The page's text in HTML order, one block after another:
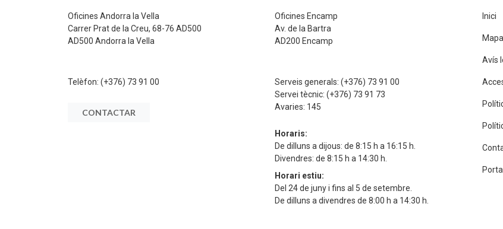
Oficines Andorra la Vella
Carrer Prat de la Creu, 68-76 AD500
AD500 Andorra la Vella
Telèfon: (+376) 73 91 00
CONTACTAR
Oficines Encamp
Av. de la Bartra
AD200 Encamp
Serveis generals:(+376) 73 91 00
Servei tècnic:(+376) 73 91 73
Avaries: 145
Horaris:
De dilluns a dijous: de 8:15 h a 16:15 h.
Divendres: de 8:15 h a 14:30 h.
Horari estiu:
Del 24 de juny i fins al 5 de setembre.
De dilluns a divendres de 8:00 h a 14:30 h.
Inici
Avís